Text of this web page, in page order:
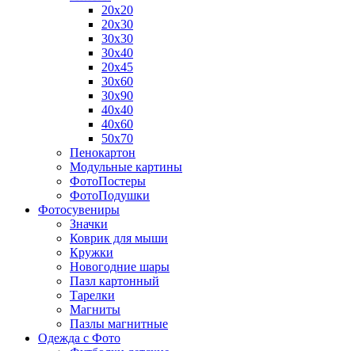
20х20
20х30
30х30
30х40
20х45
30х60
30х90
40х40
40х60
50х70
Пенокартон
Модульные картины
ФотоПостеры
ФотоПодушки
Фотоcувениры
Значки
Коврик для мыши
Кружки
Новогодние шары
Пазл картонный
Тарелки
Магниты
Пазлы магнитные
Одежда с Фото